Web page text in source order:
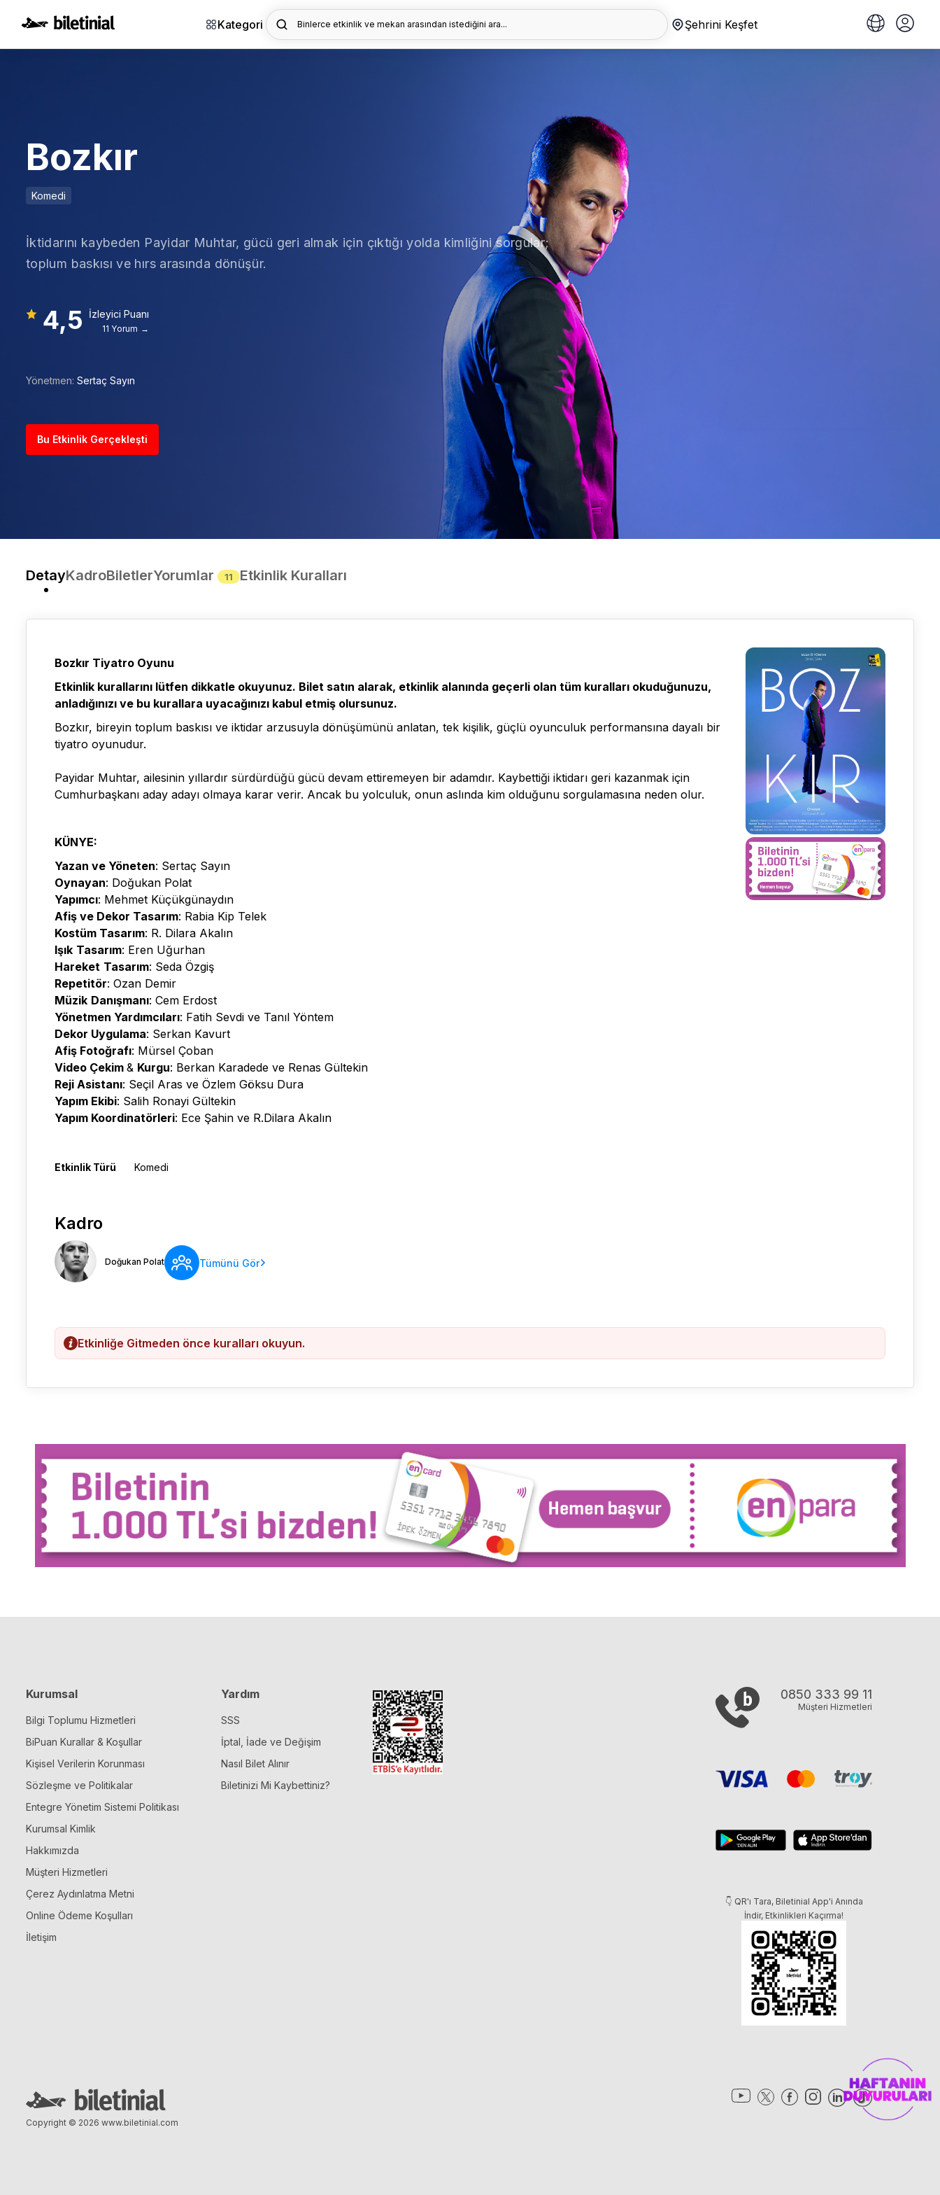
Kategori Binlerce etkinlik ve mekan arasından istediğini ara... Şehrini Keşfet
Bozkır
Komedi
İktidarını kaybeden Payidar Muhtar, gücü geri almak için çıktığı yolda kimliğini sorgular;
toplum baskısı ve hırs arasında dönüşür.
4,5 İzleyici Puanı
11 Yorum →
Yönetmen: Sertaç Sayın
Bu Etkinlik Gerçekleşti
DetayKadroBiletlerYorumlar 11 Etkinlik Kuralları
Bozkır Tiyatro Oyunu
Etkinlik kurallarını lütfen dikkatle okuyunuz. Bilet satın alarak, etkinlik alanında geçerli olan tüm kuralları okuduğunuzu,
anladığınızı ve bu kurallara uyacağınızı kabul etmiş olursunuz.
Bozkır, bireyin toplum baskısı ve iktidar arzusuyla dönüşümünü anlatan, tek kişilik, güçlü oyunculuk performansına dayalı bir
tiyatro oyunudur.
Payidar Muhtar, ailesinin yıllardır sürdürdüğü gücü devam ettiremeyen bir adamdır. Kaybettiği iktidarı geri kazanmak için
Cumhurbaşkanı aday adayı olmaya karar verir. Ancak bu yolculuk, onun aslında kim olduğunu sorgulamasına neden olur.
KÜNYE:
Yazan ve Yöneten: Sertaç Sayın
Oynayan: Doğukan Polat
Yapımcı: Mehmet Küçükgünaydın
Afiş ve Dekor Tasarım: Rabia Kip Telek
Kostüm Tasarım: R. Dilara Akalın
Işık Tasarım: Eren Uğurhan
Hareket Tasarım: Seda Özgiş
Repetitör: Ozan Demir
Müzik Danışmanı: Cem Erdost
Yönetmen Yardımcıları: Fatih Sevdi ve Tanıl Yöntem
Dekor Uygulama: Serkan Kavurt
Afiş Fotoğrafı: Mürsel Çoban
Video Çekim & Kurgu: Berkan Karadede ve Renas Gültekin
Reji Asistanı: Seçil Aras ve Özlem Göksu Dura
Yapım Ekibi: Salih Ronayi Gültekin
Yapım Koordinatörleri: Ece Şahin ve R.Dilara Akalın
Etkinlik Türü Komedi
Kadro
Doğukan Polat Tümünü Gör
Etkinliğe Gitmeden önce kuralları okuyun.
Kurumsal
Bilgi Toplumu Hizmetleri
BiPuan Kurallar & Koşullar
Kişisel Verilerin Korunması
Sözleşme ve Politikalar
Entegre Yönetim Sistemi Politikası
Kurumsal Kimlik
Hakkımızda
Müşteri Hizmetleri
Çerez Aydınlatma Metni
Online Ödeme Koşulları
İletişim
Yardım
SSS
İptal, İade ve Değişim
Nasıl Bilet Alınır
Biletinizi Mi Kaybettiniz?
0850 333 99 11
Müşteri Hizmetleri
👇 QR'ı Tara, Biletinial App'i Anında
İndir, Etkinlikleri Kaçırma!
Copyright © 2026 www.biletinial.com